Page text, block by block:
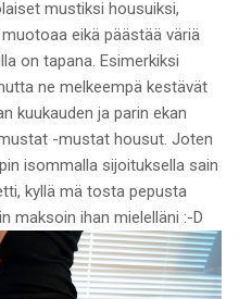
mustiksi housuiksi,
eikä päästää väriä
on tapana. Esimerkiksi
ne melkeempä kestävät
kuukauden ja parin ekan
-mustat housut. Joten
isommalla sijoituksella sain
kyllä mä tosta pepusta
maksoin ihan mielelläni :-D